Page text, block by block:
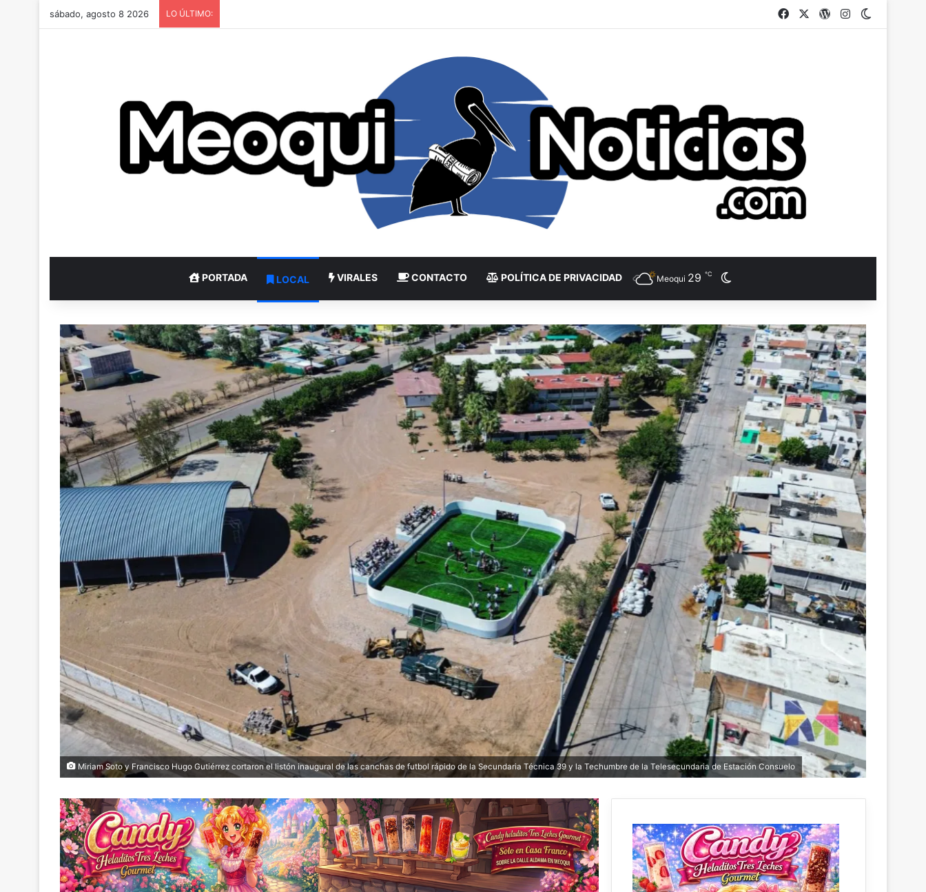
sábado, agosto 8 2026 LO ÚLTIMO: FacebookWordPress
Instagram
PORTADA LOCAL VIRALES CONTACTO POLÍTICA DE PRIVACIDAD Meoqui 29 ℃
Miriam Soto y Francisco Hugo Gutiérrez cortaron el listón inaugural de las canchas de futbol rápido de la Secundaria Técnica 39 y la Techumbre de la Telesecundaria de Estación Consuelo